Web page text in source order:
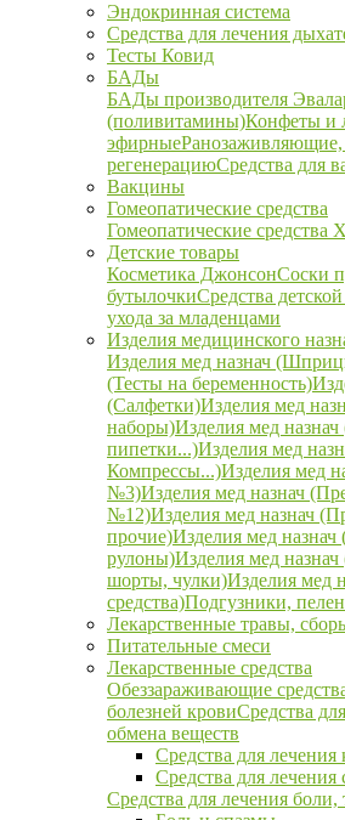
Эндокринная система
Средства для лечения
Тесты Ковид
БАДы
БАДы производителя
(поливитамины)Конфеты и
эфирные
регенерациюСредства для
Вакцины
Гомеопатические средства
Гомеопатические средства
Детские товары
Косметика ДжонсонСоски
бутылочкиСредства
ухода за младенцами
Изделия медицинского
Изделия мед назнач
(Тесты на беременность)
(Салфетки)Изделия мед
наборы)Изделия мед
пипетки...)Изделия мед
Компрессы...)Изделия мед
№3)Изделия мед назнач
№12)Изделия мед назнач
прочие)Изделия мед
рулоны)Изделия мед
шорты, чулки)Изделия мед
средства)Подгузники,
Лекарственные травы,
Питательные смеси
Лекарственные средства
Обеззараживающие
болезней кровиСредства
обмена веществ
Средства для лечения
Средства для лечения
Средства для лечения